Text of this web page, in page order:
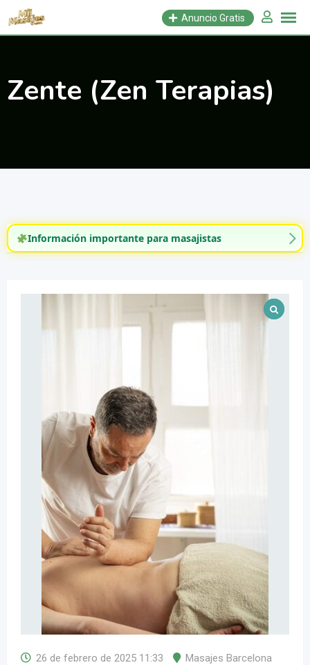
Saltar
Anuncio Gratis
Zente (Zen Terapias)
Información importante para masajistas
26 de febrero de 2025 11:33 Masajes Barcelona